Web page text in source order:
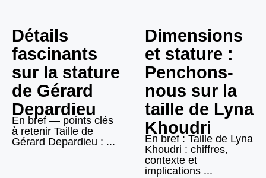
Détails
fascinants
sur la stature
de Gérard
Depardieu
En bref — points clés
à retenir Taille de
Gérard Depardieu : ...
Dimensions
et stature :
Penchons-
nous sur la
taille de Lyna
Khoudri
En bref : Taille de Lyna
Khoudri : chiffres,
contexte et
implications ...